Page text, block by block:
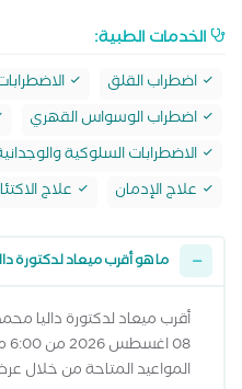
الخدمات الطبية:
اضطراب القلق
اضطراب الوسواس القهري
الاضطرابات السلوكية
علاج الإدمان
علاج
ما هو أقرب ميعاد لدكتورة
أقرب ميعاد لدكتورة داليا
المواعيد المتاحة من خلال